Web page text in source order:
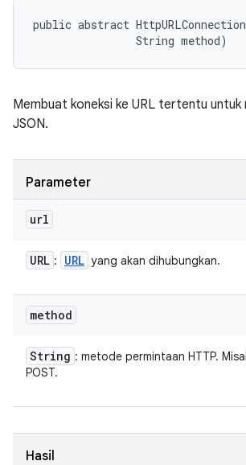
public abstract
                String method)
Membuat koneksi ke URL tertentu untuk
JSON.
Parameter
url
URL : URL yang akan dihubungkan.
method
String : metode permintaan HTTP.
POST.
Hasil